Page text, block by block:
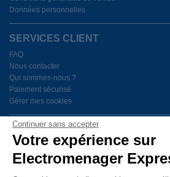
Continuer sans accepter
Votre expérience sur
Electromenager
Données personnelles
SERVICES CLIENT
FAQ
Nous contacter
Qui sommes-nous ?
Paiement sécurisé
Gérer mes cookies
BESOIN D'AIDE ?